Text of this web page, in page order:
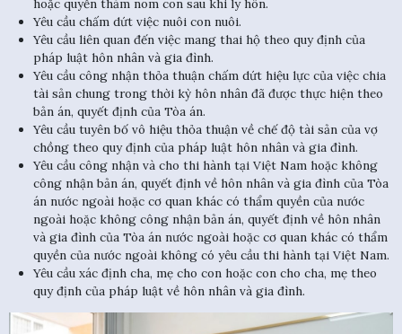
hoặc quyền thăm nom con sau khi ly hôn.
Yêu cầu chấm dứt việc nuôi con nuôi.
Yêu cầu liên quan đến việc mang thai hộ theo quy định của
pháp luật hôn nhân và gia đình.
Yêu cầu công nhận thỏa thuận chấm dứt hiệu lực của việc chia
tài sản chung trong thời kỳ hôn nhân đã được thực hiện theo
bản án, quyết định của Tòa án.
Yêu cầu tuyên bố vô hiệu thỏa thuận về chế độ tài sản của vợ
chồng theo quy định của pháp luật hôn nhân và gia đình.
Yêu cầu công nhận và cho thi hành tại Việt Nam hoặc không
công nhận bản án, quyết định về hôn nhân và gia đình của Tòa
án nước ngoài hoặc cơ quan khác có thẩm quyền của nước
ngoài hoặc không công nhận bản án, quyết định về hôn nhân
và gia đình của Tòa án nước ngoài hoặc cơ quan khác có thẩm
quyền của nước ngoài không có yêu cầu thi hành tại Việt Nam.
Yêu cầu xác định cha, mẹ cho con hoặc con cho cha, mẹ theo
quy định của pháp luật về hôn nhân và gia đình.